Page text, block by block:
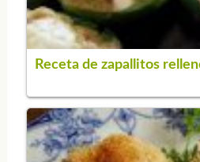
Receta de zapallitos